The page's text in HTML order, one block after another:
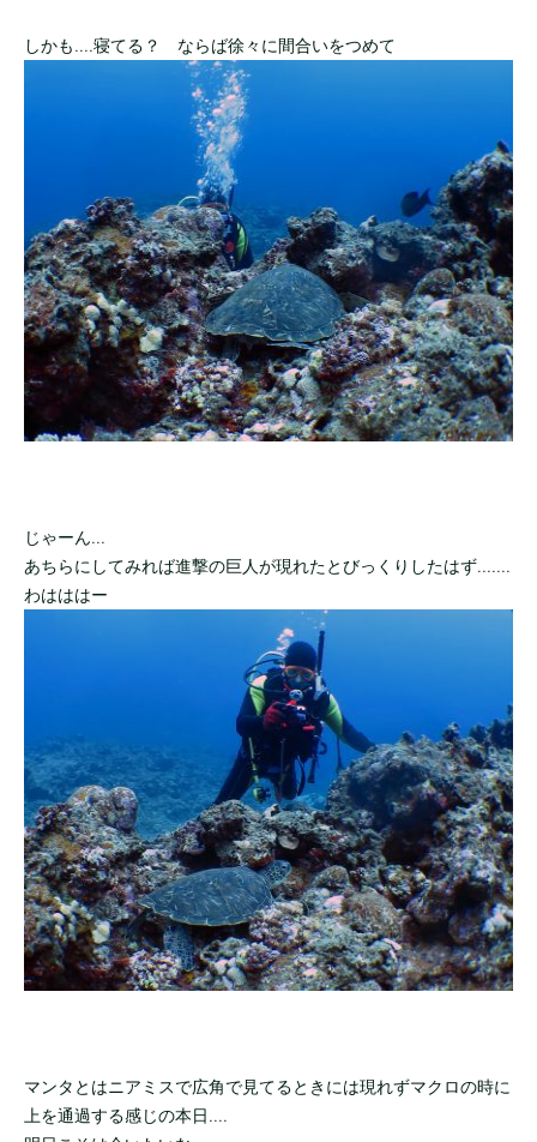
しかも....寝てる？ ならば徐々に間合いをつめて
じゃーん...
あちらにしてみれば進撃の巨人が現れたとびっくりしたはず.......
わはははー
マンタとはニアミスで広角で見てるときには現れずマクロの時に
上を通過する感じの本日....